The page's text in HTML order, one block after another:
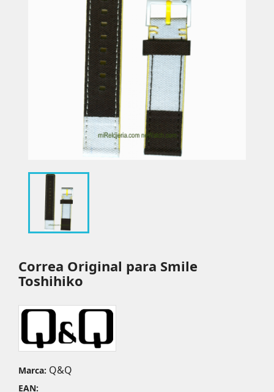
Correa Original para Smile
Toshihiko
Marca: Q&Q
EAN: